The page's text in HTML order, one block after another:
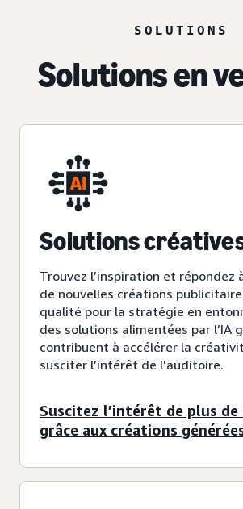
SOLUTIONS
Solutions en
Solutions
Trouvez l’inspiration et répondez
de nouvelles créations
qualité pour la stratégie en
des solutions alimentées par l’IA
contribuent à accélérer la
susciter l’intérêt de l’auditoire.
Suscitez l’intérêt de plus
grâce aux créations